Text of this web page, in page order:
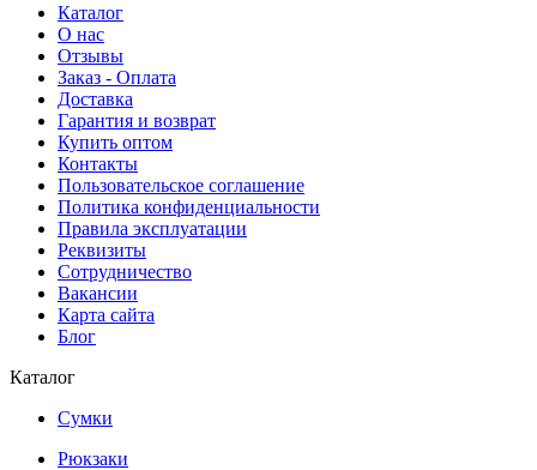
Каталог
О нас
Отзывы
Заказ - Оплата
Доставка
Гарантия и возврат
Купить оптом
Контакты
Пользовательское соглашение
Политика конфиденциальности
Правила эксплуатации
Реквизиты
Сотрудничество
Вакансии
Карта сайта
Блог
Каталог
Сумки
Рюкзаки